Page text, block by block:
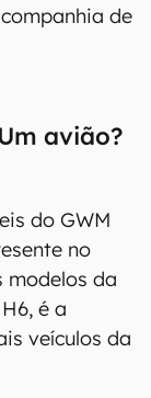
de
avião?
do GWM
no
modelos da
é a
veículos da